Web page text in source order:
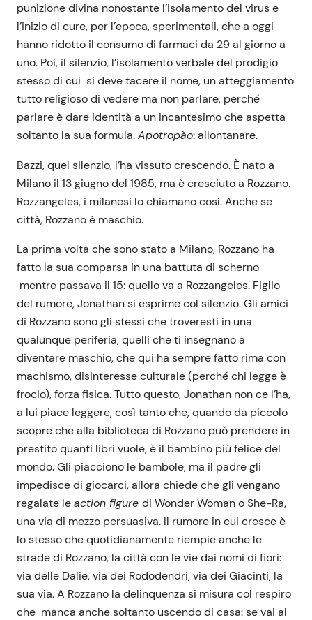
punizione divina nonostante l’isolamento del virus e
l’inizio di cure, per l’epoca, sperimentali, che a oggi
hanno ridotto il consumo di farmaci da 29 al giorno a
uno. Poi, il silenzio, l’isolamento verbale del prodigio
stesso di cui si deve tacere il nome, un atteggiamento
tutto religioso di vedere ma non parlare, perché
parlare è dare identità a un incantesimo che aspetta
soltanto la sua formula.Apotropào: allontanare.
Bazzi, quel silenzio, l’ha vissuto crescendo. È nato a
Milano il 13 giugno del 1985, ma è cresciuto a Rozzano.
Rozzangeles, i milanesi lo chiamano così. Anche se
città, Rozzano è maschio.
La prima volta che sono stato a Milano, Rozzano ha
fatto la sua comparsa in una battuta di scherno
mentre passava il 15: quello va a Rozzangeles. Figlio
del rumore, Jonathan si esprime col silenzio. Gli amici
di Rozzano sono gli stessi che troveresti in una
qualunque periferia, quelli che ti insegnano a
diventare maschio, che qui ha sempre fatto rima con
machismo, disinteresse culturale (perché chi legge è
frocio), forza fisica. Tutto questo, Jonathan non ce l’ha,
a lui piace leggere, così tanto che, quando da piccolo
scopre che alla biblioteca di Rozzano può prendere in
prestito quanti libri vuole, è il bambino più felice del
mondo. Gli piacciono le bambole, ma il padre gli
impedisce di giocarci, allora chiede che gli vengano
regalate leaction figure di Wonder Woman o She-Ra,
una via di mezzo persuasiva. Il rumore in cui cresce è
lo stesso che quotidianamente riempie anche le
strade di Rozzano, la città con le vie dai nomi di fiori:
via delle Dalie, via dei Rododendri, via dei Giacinti, la
sua via. A Rozzano la delinquenza si misura col respiro
che manca anche soltanto uscendo di casa: se vai al